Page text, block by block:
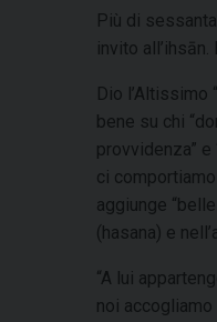
Più di
invito
Dio l’Altissimo
bene su chi
provvidenza”
ci
aggiunge
(hasana) e
“A lui
noi